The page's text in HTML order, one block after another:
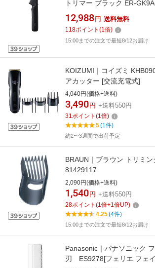
トリマー ブラック ER-
12,988 円 送料無料
118ポイント (1倍)
15:00までの注文で最短8/12お届け
KOIZUMI｜コイズミ
アカッター [交流充電式]
4,040円(価格+送料)
3,490 円 +送料550円
31ポイント (1倍)
5(1件)
約2〜3週間で出荷予定
BRAUN｜ブラウン トリミン
81429117
2,090円(価格+送料)
1,540 円 +送料550円
28ポイント (1倍+1倍UP)
4.25(4件)
15:00までの注文で最短8/12お届け
Panasonic｜パナソニック
刃 ES9278[フェリエ フェイ